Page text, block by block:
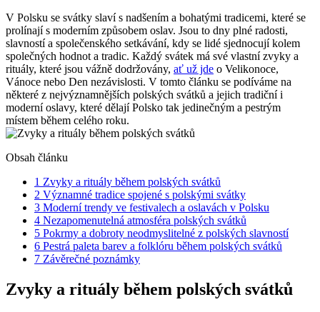
V‍ Polsku ​se svátky slaví s nadšením ​a bohatými tradicemi,​ které se⁣
prolínají s moderním způsobem oslav. ⁣Jsou to dny plné radosti,
slavností a společenského setkávání, ‌kdy se lidé sjednocují kolem
společných​ hodnot a tradic. Každý svátek má své vlastní zvyky a
rituály, které jsou vážně dodržovány, ať ‍už jde o Velikonoce,
Vánoce nebo Den⁤ nezávislosti. V tomto článku se podíváme na
‌některé z ‍nejvýznamnějších polských svátků a jejich tradiční i
moderní ⁣oslavy, které dělají Polsko tak jedinečným a pestrým
místem během ⁣celého roku.
Obsah článku
1 Zvyky a rituály během⁢ polských svátků
2 Významné tradice spojené s ⁢polskými svátky
3 Moderní trendy ve ​festivalech a oslavách v Polsku
4 Nezapomenutelná atmosféra polských svátků
5 Pokrmy a dobroty neodmyslitelné z ⁢polských slavností
6 Pestrá paleta barev a folklóru během polských svátků
7 Závěrečné ⁢poznámky
Zvyky a rituály během⁢ polských svátků